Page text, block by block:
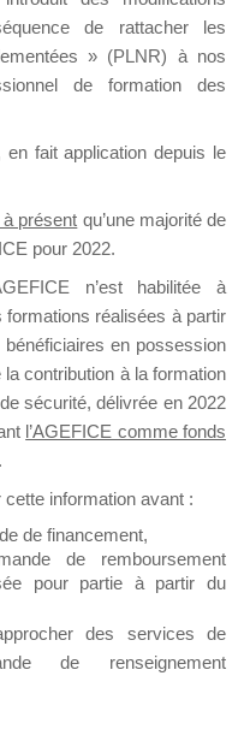
y a un mois
de
à l’Appel à
dédié au support
un message
de rattacher les
» (PLNR) à nos
de formation des
en fait application depuis le
présent qu’une majorité de
pour 2022.
n’est habilitée à
réalisées à partir
en possession
contribution à la formation
sécurité, délivrée en 2022
l’AGEFICE comme fonds
.
information avant :
de financement,
de remboursement
pour partie à partir du
des services de
de renseignement